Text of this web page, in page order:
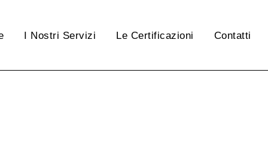
I Nostri Servizi Le Certificazioni Contatti